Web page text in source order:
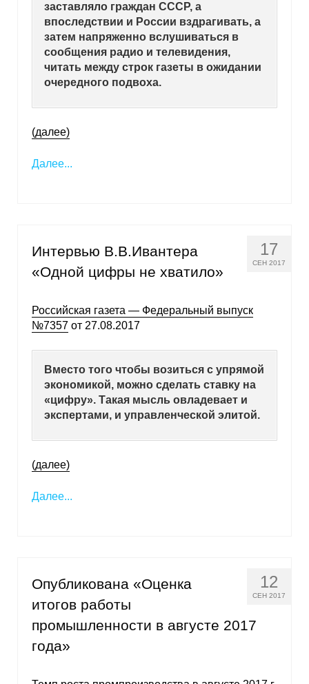
Центр «Климатическая политика и
экономика России»
Образование и карьера
Кафедра МФТИ
Обучение
Диссертационный совет
О совете
Материалы
Конкурсы и вакансии
заставляло граждан СССР, а
впоследствии и России вздрагивать, а
затем напряженно вслушиваться в
сообщения радио и телевидения,
читать между строк газеты в ожидании
очередного подвоха.
(далее)
Далее...
17
СЕН 2017
Интервью В.В.Ивантера
«Одной цифры не хватило»
Российская газета — Федеральный выпуск
№7357 от 27.08.2017
Вместо того чтобы возиться с упрямой
экономикой, можно сделать ставку на
«цифру». Такая мысль овладевает и
экспертами, и управленческой элитой.
(далее)
Далее...
12
СЕН 2017
Опубликована «Оценка
итогов работы
промышленности в августе 2017
года»